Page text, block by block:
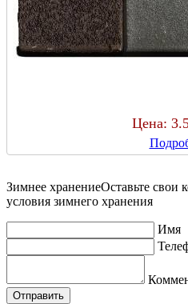
Цена:
Зимнее хранениеОставьте свои
условия зимнего хранения
Имя